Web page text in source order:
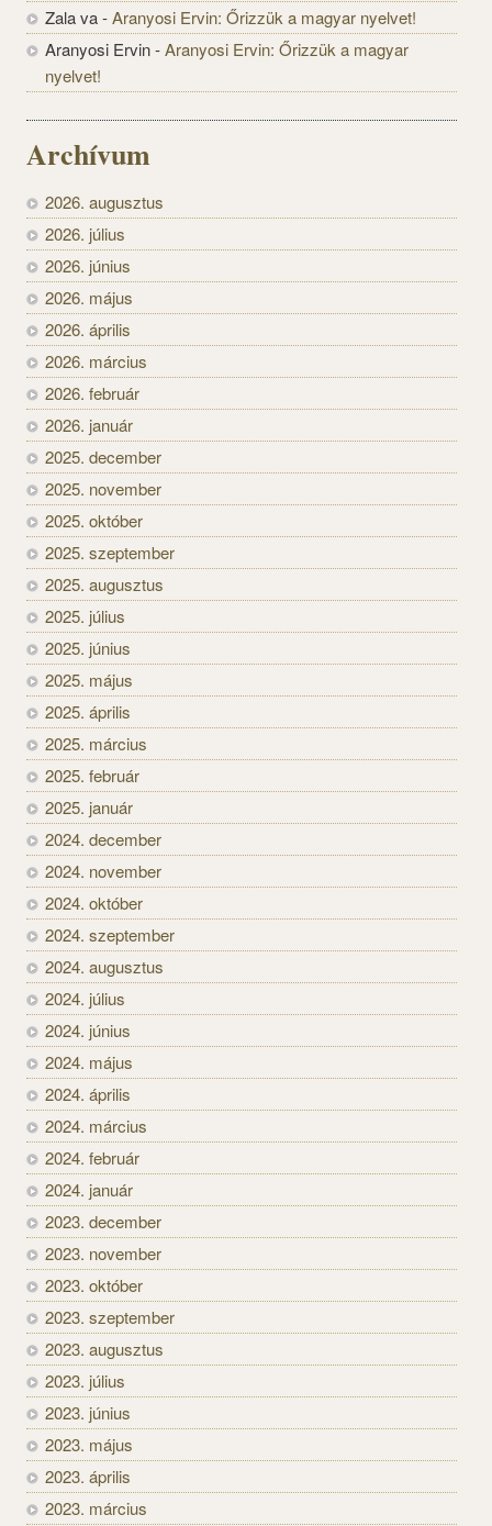
Zala va-Aranyosi Ervin: Őrizzük a magyar nyelvet!
Aranyosi Ervin-Aranyosi Ervin: Őrizzük a magyar
nyelvet!
Archívum
2026. augusztus
2026. július
2026. június
2026. május
2026. április
2026. március
2026. február
2026. január
2025. december
2025. november
2025. október
2025. szeptember
2025. augusztus
2025. július
2025. június
2025. május
2025. április
2025. március
2025. február
2025. január
2024. december
2024. november
2024. október
2024. szeptember
2024. augusztus
2024. július
2024. június
2024. május
2024. április
2024. március
2024. február
2024. január
2023. december
2023. november
2023. október
2023. szeptember
2023. augusztus
2023. július
2023. június
2023. május
2023. április
2023. március